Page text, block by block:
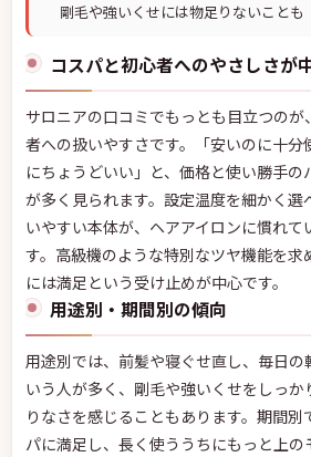
剛毛や強いくせには物足りないことも
コスパと初心者へのやさしさが
サロニアの口コミでもっとも目立つの
者への扱いやすさです。「安いのに十分
にちょうどいい」と、価格と使い勝手の
が多く見られます。設定温度を細かく選
いやすい本体が、ヘアアイロンに慣れて
す。高級機のような特別なツヤ機能を求
には満足という受け止めが中心です。
用途別・期間別の傾向
用途別では、前髪や寝ぐせ直し、毎日の
いう人が多く、剛毛や強いくせをしっか
りなさを感じることもあります。期間
パに満足し、長く使ううちにもっと上の